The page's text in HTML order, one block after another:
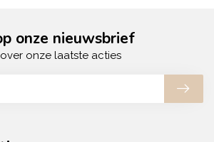
onze nieuwsbrief
onze laatste acties